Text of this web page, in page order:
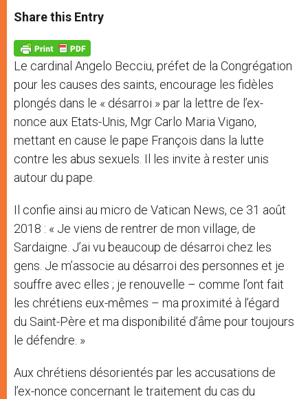
t
s
p
p
s
e
g
e
r
e
b
o
k
Share this Entry
Le cardinal Angelo Becciu, préfet de la Congrégation
pour les causes des saints, encourage les fidèles
plongés dans le « désarroi » par la lettre de l’ex-
nonce aux Etats-Unis, Mgr Carlo Maria Vigano,
mettant en cause le pape François dans la lutte
contre les abus sexuels. Il les invite à rester unis
autour du pape.
Il confie ainsi au micro de Vatican News, ce 31 août
2018 : « Je viens de rentrer de mon village, de
Sardaigne. J’ai vu beaucoup de désarroi chez les
gens. Je m’associe au désarroi des personnes et je
souffre avec elles ; je renouvelle – comme l’ont fait
les chrétiens eux-mêmes – ma proximité à l’égard
du Saint-Père et ma disponibilité d’âme pour toujours
le défendre. »
Aux chrétiens désorientés par les accusations de
l’ex-nonce concernant le traitement du cas du